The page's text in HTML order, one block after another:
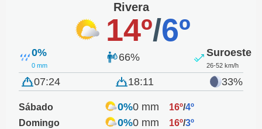
Rivera
14º/6º
0%
0 mm
66% Suroeste
26-52 km/h
07:24 18:11 33%
Sábado 0%0 mm 16º/4º
Domingo
0%0 mm 16º/3º